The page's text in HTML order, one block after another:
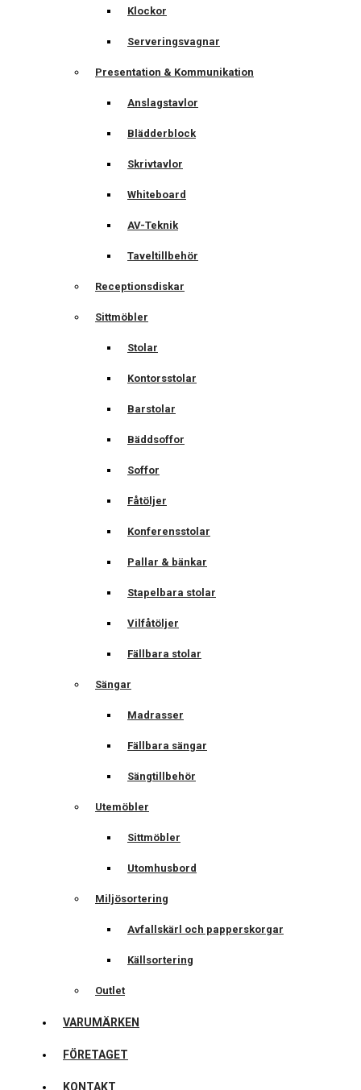
Klockor
Serveringsvagnar
Presentation & Kommunikation
Anslagstavlor
Blädderblock
Skrivtavlor
Whiteboard
AV-Teknik
Taveltillbehör
Receptionsdiskar
Sittmöbler
Stolar
Kontorsstolar
Barstolar
Bäddsoffor
Soffor
Fåtöljer
Konferensstolar
Pallar & bänkar
Stapelbara stolar
Vilfåtöljer
Fällbara stolar
Sängar
Madrasser
Fällbara sängar
Sängtillbehör
Utemöbler
Sittmöbler
Utomhusbord
Miljösortering
Avfallskärl och papperskorgar
Källsortering
Outlet
VARUMÄRKEN
FÖRETAGET
KONTAKT